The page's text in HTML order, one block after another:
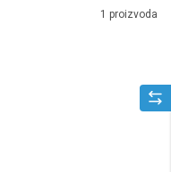
1 proizvoda